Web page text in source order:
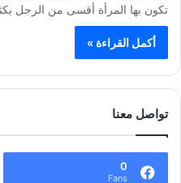
تكون بها المرأة أقسى من الرجل
أكمل القراءة »
تواصل معنا
0
Fans